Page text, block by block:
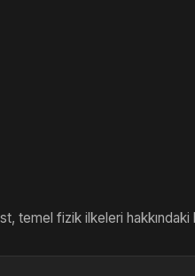
temel fizik ilkeleri hakkındaki